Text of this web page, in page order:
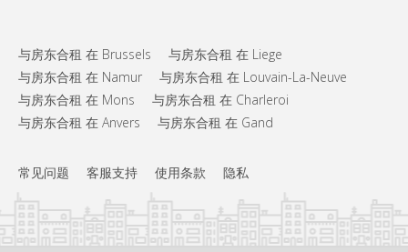
与房东合租 在 Brussels
与房东合租 在 Liege
与房东合租 在 Namur
与房东合租 在 Louvain-La-Neuve
与房东合租 在 Mons
与房东合租 在 Charleroi
与房东合租 在 Anvers
与房东合租 在 Gand
常见问题 客服支持 使用条款 隐私